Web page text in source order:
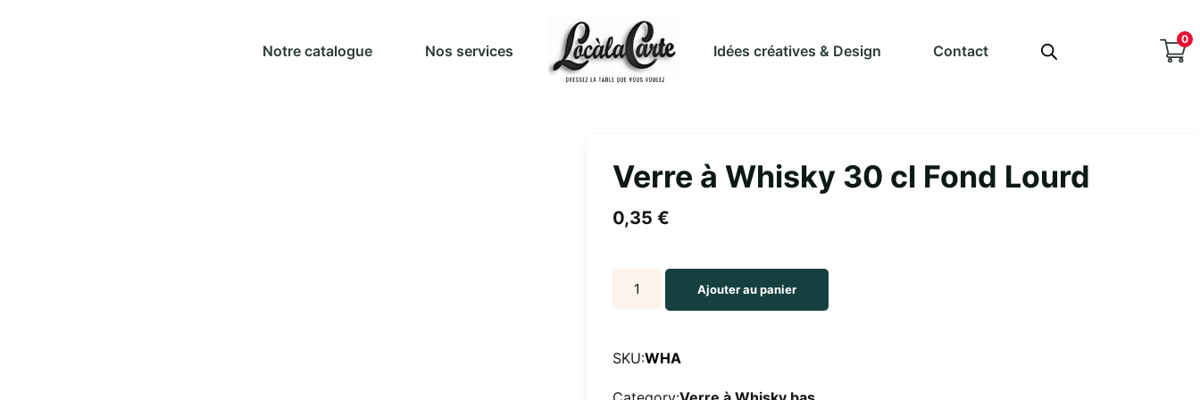
Notre catalogue Nos services Idées créatives & Design Contact
0
Verre à Whisky 30 cl Fond Lourd
0,35€
Verre
30
Ajouter au panier
SKU:WHA